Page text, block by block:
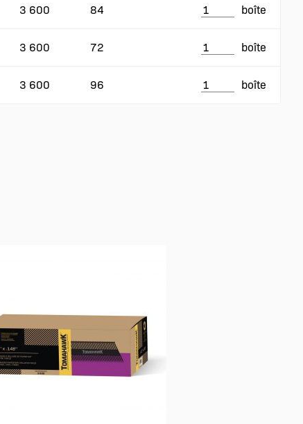
3 600 84 boîte
3 600 72 boîte
3 600 96 boîte